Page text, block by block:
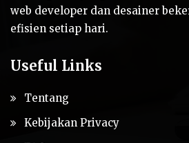
web developer dan desainer
efisien setiap hari.
Useful Links
Tentang
Kebijakan Privacy